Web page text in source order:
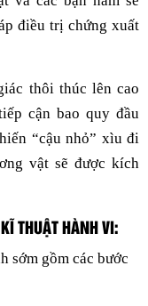
điều trị chứng xuất
thôi thúc lên cao
cận bao quy đầu
“cậu nhỏ” xìu đi
vật sẽ được kích
THUẬT HÀNH VI:
sớm gồm các bước